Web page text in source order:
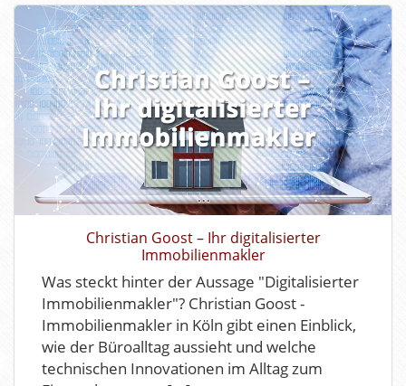
Christian Goost – Ihr digitalisierter
Immobilienmakler
Was steckt hinter der Aussage "Digitalisierter
Immobilienmakler"? Christian Goost -
Immobilienmakler in Köln gibt einen Einblick,
wie der Büroalltag aussieht und welche
technischen Innovationen im Alltag zum